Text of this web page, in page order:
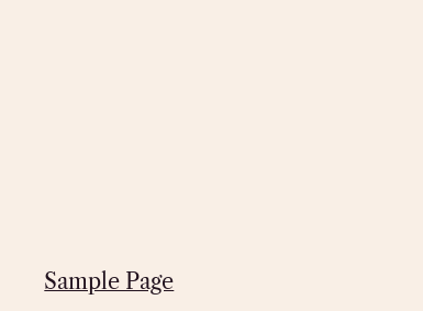
Sample Page